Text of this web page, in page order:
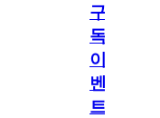
구
독
이
벤
트